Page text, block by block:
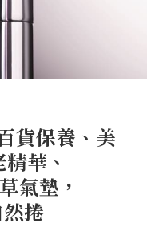
貨保養、美
華、
氣墊，
捲